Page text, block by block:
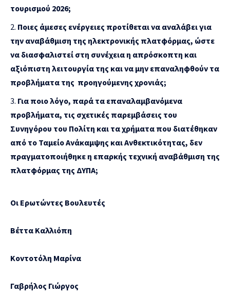
τουρισμού 2026;
Ποιες άμεσες ενέργειες προτίθεται να αναλάβει για
την αναβάθμιση της ηλεκτρονικής πλατφόρμας, ώστε
να διασφαλιστεί στη συνέχεια η απρόσκοπτη και
αξιόπιστη λειτουργία της και να μην επαναληφθούν τα
προβλήματα της προηγούμενης χρονιάς;
Για ποιο λόγο, παρά τα επαναλαμβανόμενα
προβλήματα, τις σχετικές παρεμβάσεις του
Συνηγόρου του Πολίτη και τα χρήματα που διατέθηκαν
από το Ταμείο Ανάκαμψης και Ανθεκτικότητας, δεν
πραγματοποιήθηκε η επαρκής τεχνική αναβάθμιση της
πλατφόρμας της ΔΥΠΑ;
Οι Ερωτώντες Βουλευτές
Βέττα Καλλιόπη
Κοντοτόλη Μαρίνα
Γαβρήλος Γιώργος